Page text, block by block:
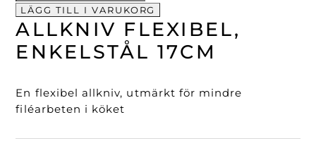
ALLKNIV FLEXIBEL,
ENKELSTÅL 17CM
En flexibel allkniv, utmärkt för mindre
filéarbeten i köket
flexibel,
enkelstål
mängd
LÄGG TILL I VARUKORG